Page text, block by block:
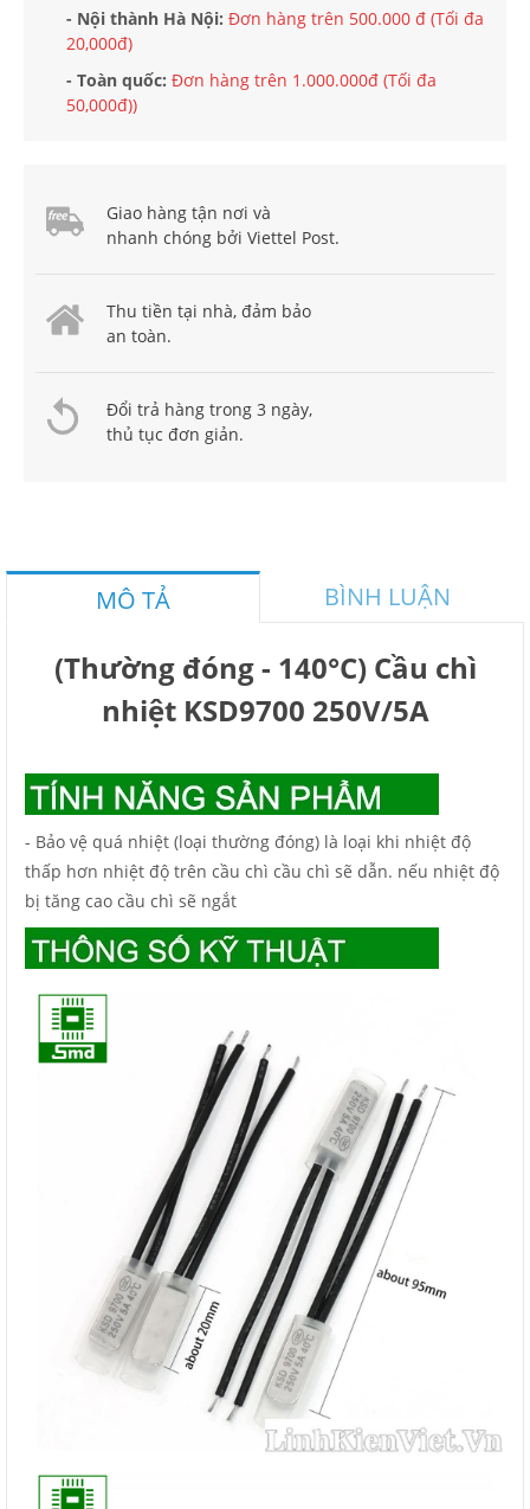
- Nội thành Hà Nội: Đơn hàng trên 500.000 đ (Tối đa
20,000đ)
- Toàn quốc: Đơn hàng trên 1.000.000đ (Tối đa
50,000đ))
Giao hàng tận nơi và
nhanh chóng bởi Viettel Post.
Thu tiền tại nhà, đảm bảo
an toàn.
Đổi trả hàng trong 3 ngày,
thủ tục đơn giản.
MÔ TẢ BÌNH LUẬN
(Thường đóng - 140°C) Cầu chì
nhiệt KSD9700 250V/5A
- Bảo vệ quá nhiệt (loại thường đóng) là loại khi nhiệt độ
thấp hơn nhiệt độ trên cầu chì cầu chì sẽ dẫn. nếu nhiệt độ
bị tăng cao cầu chì sẽ ngắt